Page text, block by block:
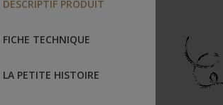
DESCRIPTIF PRODUIT
FICHE TECHNIQUE
LA PETITE HISTOIRE